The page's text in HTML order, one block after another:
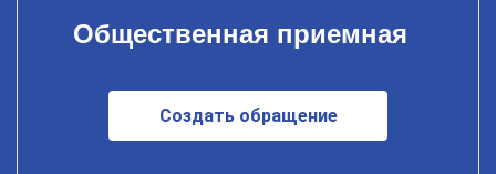
Общественная приемная
Создать обращение